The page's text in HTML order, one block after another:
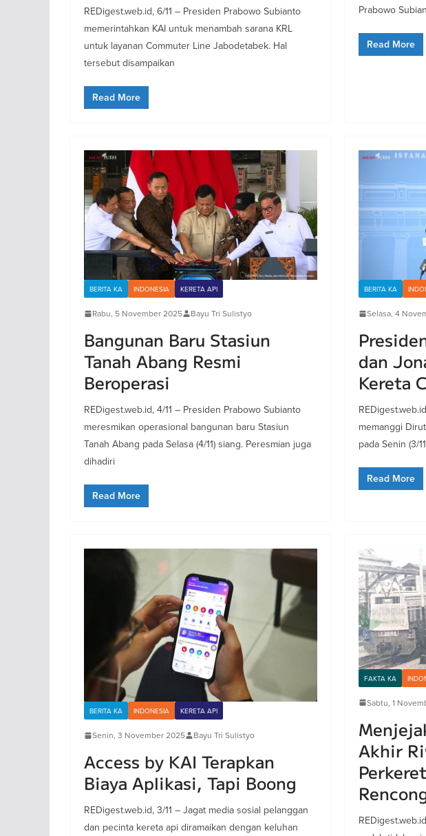
REDigest.web.id, 6/11 – Presiden Prabowo Subianto
memerintahkan KAI untuk menambah sarana KRL
untuk layanan Commuter Line Jabodetabek. Hal
tersebut disampaikan
Read More
Prabowo
Read More
BERITA KA INDONESIA KERETA API
Rabu, 5 November 2025 Bayu Tri Sulistyo
Bangunan Baru Stasiun
Tanah Abang Resmi
Beroperasi
REDigest.web.id, 4/11 – Presiden Prabowo Subianto
meresmikan operasional bangunan baru Stasiun
Tanah Abang pada Selasa (4/11) siang. Peresmian juga
dihadiri
Read More
BERITA KA
Selasa, 4
dan
Kereta
memanggi
pada Senin (3/
Read More
BERITA KA INDONESIA KERETA API
Senin, 3 November 2025 Bayu Tri Sulistyo
Access by KAI Terapkan
Biaya Aplikasi, Tapi Boong
REDigest.web.id, 3/11 – Jagat media sosial pelanggan
dan pecinta kereta api diramaikan dengan keluhan
FAKTA KA
Sabtu, 1
Akhir